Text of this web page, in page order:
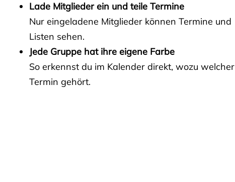
Lade Mitglieder ein und teile Termine
Nur eingeladene Mitglieder können Termine und
Listen sehen.
Jede Gruppe hat ihre eigene Farbe
So erkennst du im Kalender direkt, wozu welcher
Termin gehört.